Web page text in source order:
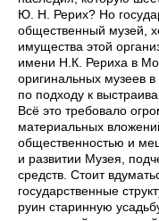
Ю. Н. Рерих? Но
общественный музей,
имущества этой
имени Н.К. Рериха в
оригинальных музеев
по подходу к
Всё это требовало
материальных
общественностью и
и развитии Музея,
средств. Стоит
государственные
руин старинную